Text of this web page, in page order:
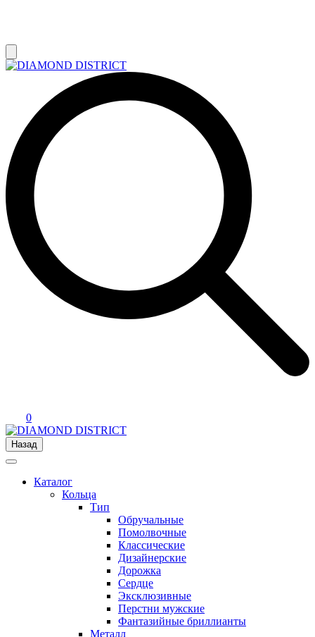
0
Назад
Каталог
Кольца
Тип
Обручальные
Помолвочные
Классические
Дизайнерские
Дорожка
Сердце
Эксклюзивные
Перстни мужские
Фантазийные бриллианты
Металл